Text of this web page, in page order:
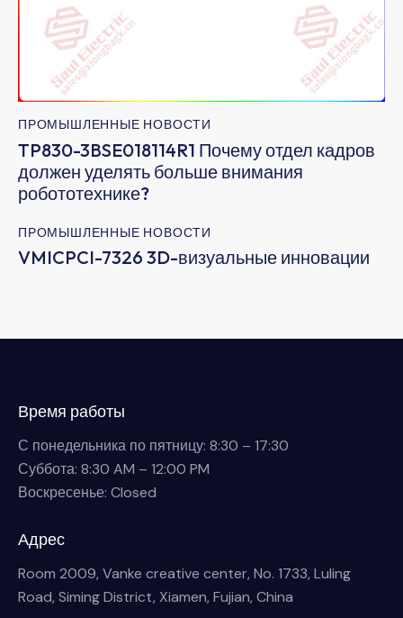
ПРОМЫШЛЕННЫЕ НОВОСТИ
TP830-3BSE018114R1 Почему отдел кадров
должен уделять больше внимания
робототехнике?
ПРОМЫШЛЕННЫЕ НОВОСТИ
VMICPCI-7326 3D-визуальные инновации
Время работы
С понедельника по пятницу: 8:30 – 17:30
Суббота: 8:30 AM – 12:00 PM
Воскресенье: Closed
Адрес
Room 2009, Vanke creative center, No. 1733, Luling
Road, Siming District, Xiamen, Fujian, China